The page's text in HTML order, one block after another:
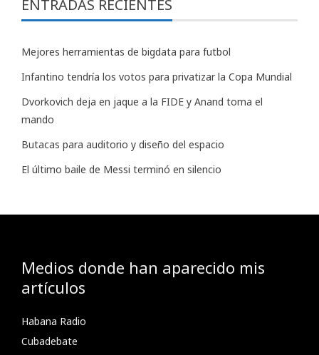
ENTRADAS RECIENTES
Mejores herramientas de bigdata para futbol
Infantino tendría los votos para privatizar la Copa Mundial
Dvorkovich deja en jaque a la FIDE y Anand toma el
mando
Butacas para auditorio y diseño del espacio
El último baile de Messi terminó en silencio
Medios donde han aparecido mis
artículos
Habana Radio
Cubadebate